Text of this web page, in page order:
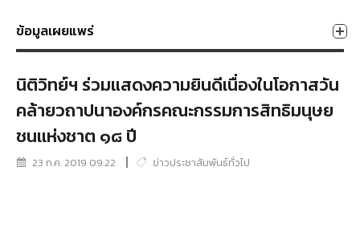
ข้อมูลเผยแพร่
นิติวิทย์ฯ ร่วมแสดงความยินดีเนื่องในโอกาสวัน
คล้ายวถาปนาองค์กรคณะกรรมการสิทธิมนุษย
ชนเเห่งชาต ๑๘ ปี
23 ก.ค. 2019 09:22 ข่าวประชาสัมพันธ์ทั่วไป